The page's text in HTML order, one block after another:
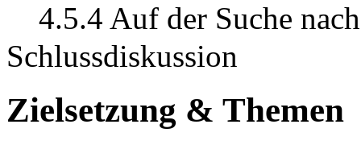
4.5.4 Auf der Suche
Schlussdiskussion
Zielsetzung & Themen